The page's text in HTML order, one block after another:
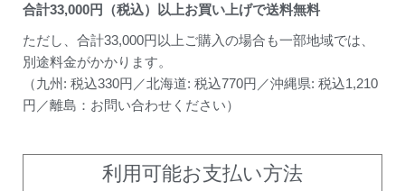
合計33,000円（税込）以上お買い上げで送料無料
ただし、合計33,000円以上ご購入の場合も一部地域では、
別途料金がかかります。
（九州: 税込330円／北海道: 税込770円／沖縄県: 税込1,210
円／離島：お問い合わせください）
利用可能お支払い方法